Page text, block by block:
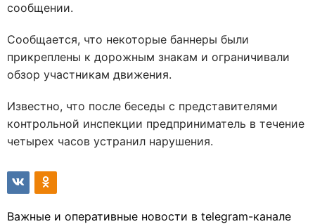
сообщении.
Сообщается, что некоторые баннеры были
прикреплены к дорожным знакам и ограничивали
обзор участникам движения.
Известно, что после беседы с представителями
контрольной инспекции предприниматель в течение
четырех часов устранил нарушения.
Важные и оперативные новости в telegram-канале